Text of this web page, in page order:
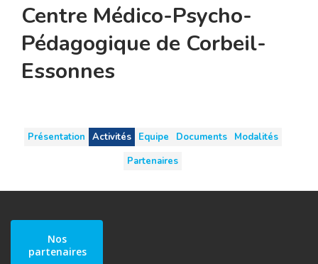
Centre Médico-Psycho-
Pédagogique de Corbeil-
Essonnes
Présentation Activités Equipe Documents
Modalités
Partenaires
Nos
partenaires